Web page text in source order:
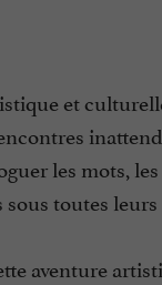
et
les mots,
toutes
aventure